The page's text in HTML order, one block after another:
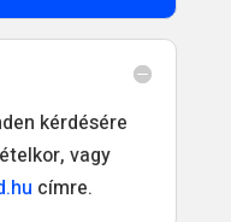
kérdésére
vagy
címre.